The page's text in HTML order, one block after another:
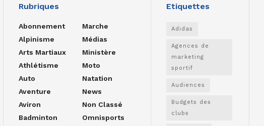
Rubriques
Abonnement
Alpinisme
Arts Martiaux
Athlétisme
Auto
Aventure
Aviron
Badminton
Marche
Médias
Ministère
Moto
Natation
News
Non Classé
Omnisports
Etiquettes
Adidas
Agences de
marketing
sportif
Audiences
Budgets des
clubs